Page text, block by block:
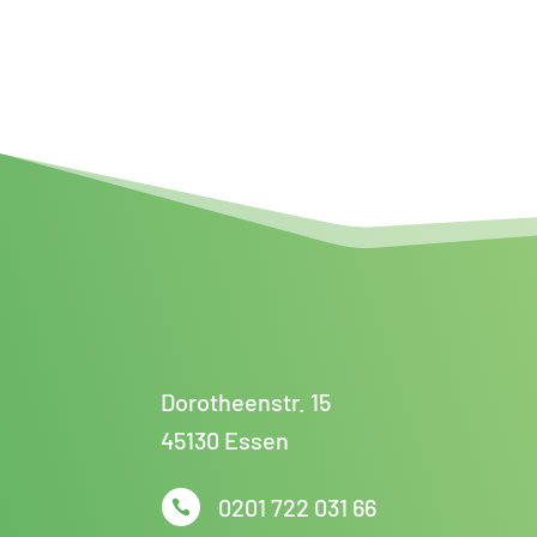
Dorotheenstr. 15
45130 Essen
 0201 722 031 66